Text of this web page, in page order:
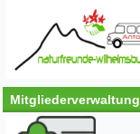
Mitgliederverwaltung